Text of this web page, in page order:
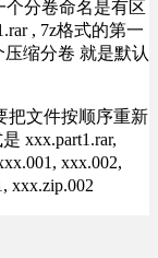
个分卷命名是有区
, 7z格式的第一
缩分卷 就是默认
把文件按顺序重新
xxx.part1.rar,
xxx.002,
xxx.zip.002